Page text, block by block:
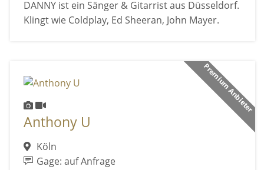
DANNY ist ein Sänger & Gitarrist aus Düsseldorf.
Klingt wie Coldplay, Ed Sheeran, John Mayer.
Premium Anbieter
Anthony U
Köln
Gage: auf Anfrage